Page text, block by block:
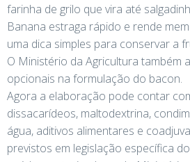
farinha de grilo que vira até
Banana estraga rápido e rende
uma dica simples para conservar a
O Ministério da Agricultura também
opcionais na formulação do bacon.
Agora a elaboração pode contar
dissacarídeos, maltodextrina,
água, aditivos alimentares e
previstos em legislação específica